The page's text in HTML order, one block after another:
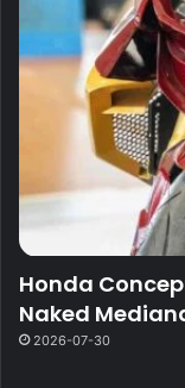
Honda
Naked
2026-07-30